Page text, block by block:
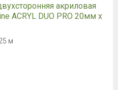
акриловая
ACRYL DUO PRO 20мм х
м